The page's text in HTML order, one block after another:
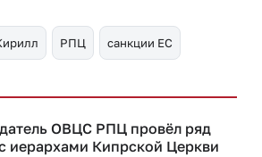
РПЦ санкции ЕС
ОВЦС РПЦ провёл ряд
иерархами Кипрской Церкви